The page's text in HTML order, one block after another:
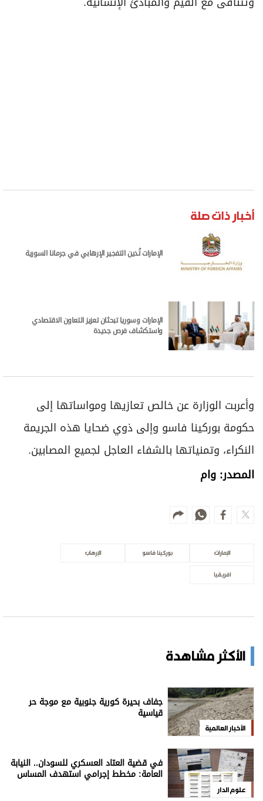
أخبار ذات صلة
الإمارات تُدين التفجير الإرهابي في جرمانا السورية
الإمارات وسوريا تبحثان تعزيز التعاون الاقتصادي
واستكشاف فرص جديدة
وأعربت الوزارة عن خالص تعازيها ومواساتها إلى
حكومة بوركينا فاسو وإلى ذوي ضحايا هذه الجريمة
النكراء، وتمنياتها بالشفاء العاجل لجميع المصابين.
المصدر: وام
الإمارات بوركينا فاسو الإرهاب
افريقيا
الأكثر مشاهدة
الأخبار العالمية
جفاف بحيرة كورية جنوبية مع موجة حر
قياسية
علوم الدار
في قضية العتاد العسكري للسودان.. النيابة
العامة: مخطط إجرامي استهدف المساس